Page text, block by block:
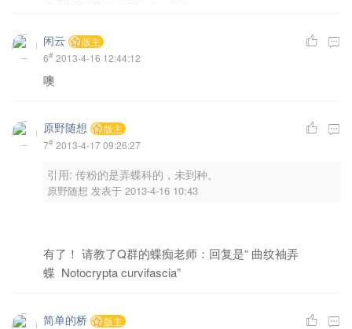
闲云
版主
6# 2013-4-16 12:44:12
噢
原野随想
版主
7# 2013-4-17 09:26:27
引用: 传粉的是弄蝶科的，未到种。
原野随想 发表于 2013-4-16 10:43
有了！ 请教了Q群的蝶痴老师：回复是“ 曲纹袖弄
蝶 Notocrypta curvifascia”
简单的桥
版主